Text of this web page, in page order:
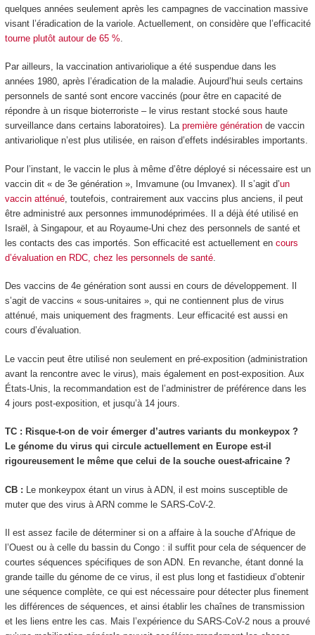
quelques années seulement après les campagnes de vaccination massive
visant l’éradication de la variole. Actuellement, on considère que l’efficacité
tourne plutôt autour de 65 %
Par ailleurs, la vaccination antivariolique a été suspendue dans les
années 1980, après l’éradication de la maladie. Aujourd’hui seuls certains
personnels de santé sont encore vaccinés (pour être en capacité de
répondre à un risque bioterroriste – le virus restant stocké sous haute
surveillance dans certains laboratoires). La première générationde vaccin
antivariolique n’est plus utilisée, en raison d’effets indésirables importants.
Pour l’instant, le vaccin le plus à même d’être déployé si nécessaire est un
vaccin dit « de 3egénération », Imvamune (ou Imvanex). Il s’agit d’un
vaccin atténué, toutefois, contrairement aux vaccins plus anciens, il peut
être administré aux personnes immunodéprimées. Il a déjà été utilisé en
Israël, à Singapour, et au Royaume-Uni chez des personnels de santé et
les contacts des cas importés. Son efficacité est actuellement en cours
d’évaluation en RDC, chez les personnels de santé.
Des vaccins de 4egénération sont aussi en cours de développement. Il
s’agit de vaccins « sous-unitaires », qui ne contiennent plus de virus
atténué, mais uniquement des fragments. Leur efficacité est aussi en
cours d’évaluation.
Le vaccin peut être utilisé non seulement en pré-exposition (administration
avant la rencontre avec le virus), mais également en post-exposition. Aux
États-Unis, la recommandation est de l’administrer de préférence dans les
4 jours post-exposition, et jusqu’à 14 jours.
TC : Risque-t-on de voir émerger d’autres variants du monkeypox ?
Le génome du virus qui circule actuellement en Europe est-il
rigoureusement le même que celui de la souche ouest-africaine ?
CB : Le monkeypox étant un virus à ADN, il est moins susceptible de
muter que des virus à ARN comme le SARS-CoV-2.
Il est assez facile de déterminer si on a affaire à la souche d’Afrique de
l’Ouest ou à celle du bassin du Congo : il suffit pour cela de séquencer de
courtes séquences spécifiques de son ADN. En revanche, étant donné la
grande taille du génome de ce virus, il est plus long et fastidieux d’obtenir
une séquence complète, ce qui est nécessaire pour détecter plus finement
les différences de séquences, et ainsi établir les chaînes de transmission
et les liens entre les cas. Mais l’expérience du SARS-CoV-2 nous a prouvé